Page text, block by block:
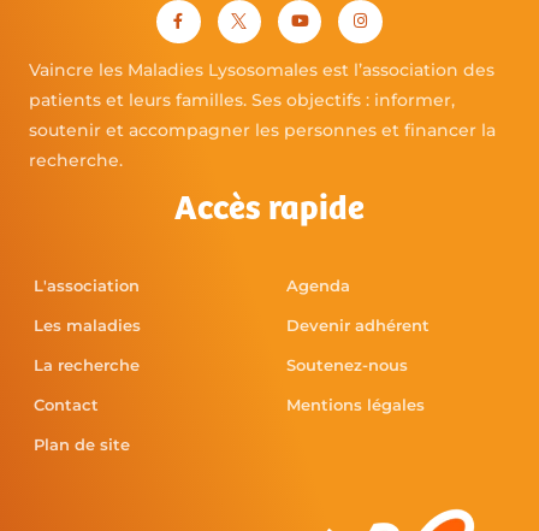
Vaincre les Maladies Lysosomales est l’association des
patients et leurs familles. Ses objectifs : informer,
soutenir et accompagner les personnes et financer la
recherche.
Accès rapide
L'association
Les maladies
La recherche
Contact
Plan de site
Agenda
Devenir adhérent
Soutenez-nous
Mentions légales